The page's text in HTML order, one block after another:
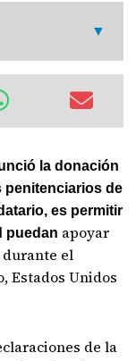
la donación
penitenciarios de
es permitir
puedan apoyar
durante el
Estados Unidos
de la